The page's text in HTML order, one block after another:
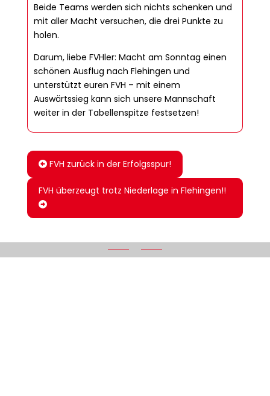
Beide Teams werden sich nichts schenken und
mit aller Macht versuchen, die drei Punkte zu
holen.
Darum, liebe FVHler: Macht am Sonntag einen
schönen Ausflug nach Flehingen und
unterstützt euren FVH – mit einem
Auswärtssieg kann sich unsere Mannschaft
weiter in der Tabellenspitze festsetzen!
FVH zurück in der Erfolgsspur!
FVH überzeugt trotz Niederlage in Flehingen!!